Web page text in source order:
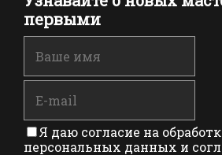
первыми
Я даю согласие на
персональных данных и